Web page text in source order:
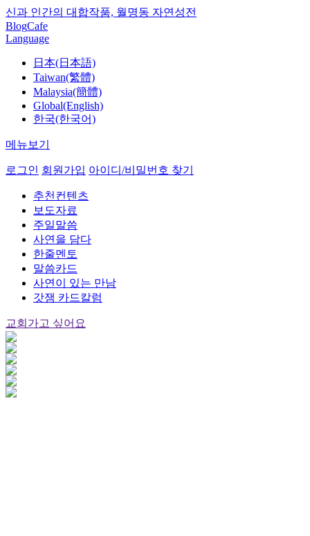
신과 인간의 대합작품, 월명동 자연성전
BlogCafe
Language
日本(日本語)
Taiwan(繁體)
Malaysia(簡體)
Global(English)
한국(한국어)
메뉴보기
로그인 회원가입 아이디/비밀번호 찾기
추천컨텐츠
보도자료
주일말씀
사연을 담다
한줄멘토
말씀카드
사연이 있는 만남
갓잼 카드칼럼
교회가고 싶어요